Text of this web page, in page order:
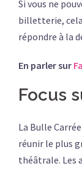
Si vous ne
billetterie, cela
répondre à la
En parler sur
Focus
La Bulle
réunir le plus
théâtrale. Les